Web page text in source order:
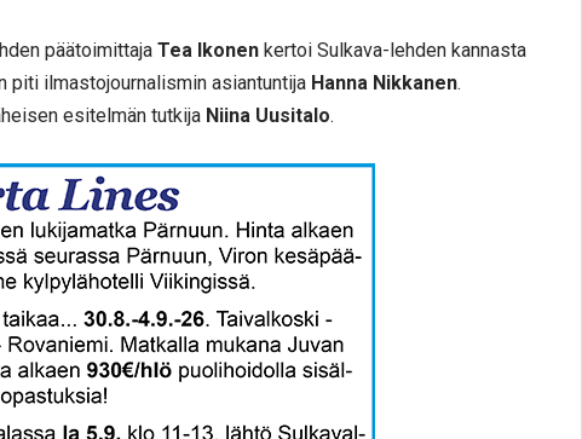
päätoimittaja Tea Ikonen kertoi Sulkava-lehden kannasta
piti ilmastojournalismin asiantuntija Hanna Nikkanen.
esitelmän tutkija Niina Uusitalo.